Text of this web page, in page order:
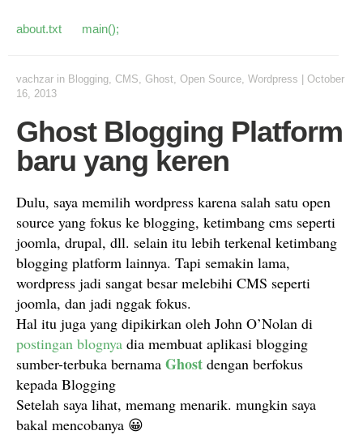
about.txt main();
vachzar in Blogging, CMS, Ghost, Open Source, Wordpress
October
16, 2013
Ghost Blogging Platform
baru yang keren
Dulu, saya memilih wordpress karena salah satu open
source yang fokus ke blogging, ketimbang cms seperti
joomla, drupal, dll. selain itu lebih terkenal ketimbang
blogging platform lainnya. Tapi semakin lama,
wordpress jadi sangat besar melebihi CMS seperti
joomla, dan jadi nggak fokus.
Hal itu juga yang dipikirkan oleh John O’Nolan di
postingan blognya dia membuat aplikasi blogging
sumber-terbuka bernama Ghost dengan berfokus
kepada Blogging
Setelah saya lihat, memang menarik. mungkin saya
bakal mencobanya 😀